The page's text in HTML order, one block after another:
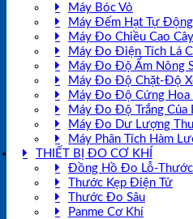
Máy Bóc Vỏ
Máy Đếm Hạt Tự Động
Máy Đo Chiều Cao
Máy Đo Điện Tích Lá
Máy Đo Độ Ẩm Nông
Máy Đo Độ Chặt-Độ
Máy Đo Độ Cứng Hoa
Máy Đo Độ Trắng Của
Máy Đo Dư Lượng
Máy Phân Tích Hàm
THIẾT BỊ ĐO CƠ KHÍ
Đồng Hồ Đo Lỗ-
Thước Kẹp Điện Tử
Thước Đo Sâu
Panme Cơ Khí